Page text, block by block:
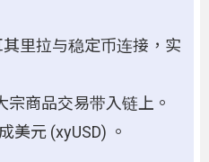
里拉与稳定币连接，实
宗商品交易带入链上。
美元 (xyUSD) 。